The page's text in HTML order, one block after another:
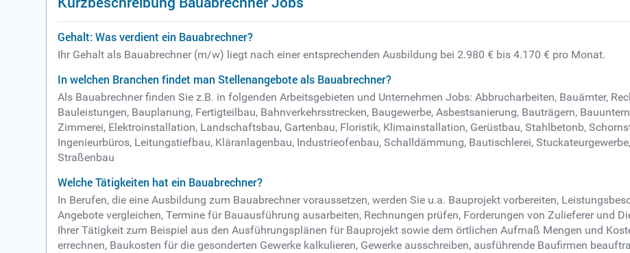
Gehalt: Was verdient ein Bauabrechner?
Ihr Gehalt als Bauabrechner (m/w) liegt nach einer entsprechenden Ausbildung bei 2.980 € bis 4.170 € pro Monat.
In welchen Branchen findet man Stellenangebote als Bauabrechner?
Als Bauabrechner finden Sie z.B. in folgenden Arbeitsgebieten und Unternehmen Jobs: Abbrucharbeiten, Bauämter,
Bauleistungen, Bauplanung, Fertigteilbau, Bahnverkehrsstrecken, Baugewerbe, Asbestsanierung, Bauträgern,
Zimmerei, Elektroinstallation, Landschaftsbau, Gartenbau, Floristik, Klimainstallation, Gerüstbau, Stahlbetonb,
Ingenieurbüros, Leitungstiefbau, Kläranlagenbau, Industrieofenbau, Schalldämmung, Bautischlerei,
Straßenbau
Welche Tätigkeiten hat ein Bauabrechner?
In Berufen, die eine Ausbildung zum Bauabrechner voraussetzen, werden Sie u.a. Bauprojekt vorbereiten,
Angebote vergleichen, Termine für Bauausführung ausarbeiten, Rechnungen prüfen, Forderungen von Zulieferer und
Ihrer Tätigkeit zum Beispiel aus den Ausführungsplänen für Bauprojekt sowie dem örtlichen Aufmaß Mengen und
errechnen, Baukosten für die gesonderten Gewerke kalkulieren, Gewerke ausschreiben, ausführende Baufirmen